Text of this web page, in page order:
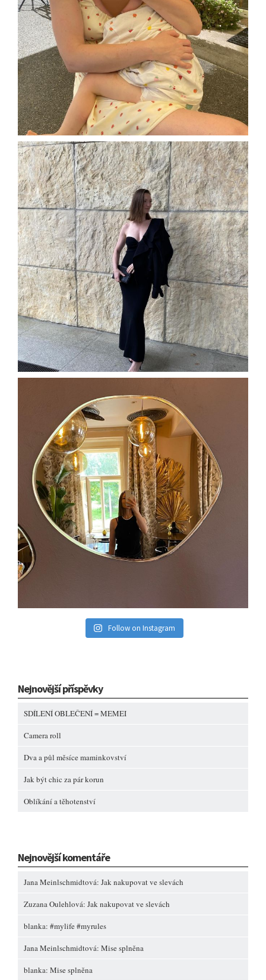
Follow on Instagram
Nejnovější příspěvky
SDÍLENÍ OBLEČENÍ = MEMEI
Camera roll
Dva a půl měsíce maminkovství
Jak být chic za pár korun
Oblíkání a těhotenství
Nejnovější komentáře
Jana Meinlschmidtová: Jak nakupovat ve slevách
Zuzana Oulehlová: Jak nakupovat ve slevách
blanka: #mylife #myrules
Jana Meinlschmidtová: Mise splněna
blanka: Mise splněna